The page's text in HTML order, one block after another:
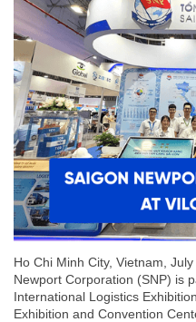
Ho Chi Minh City, Vietnam,
Newport Corporation (SNP) is
International Logistics
Exhibition and Convention